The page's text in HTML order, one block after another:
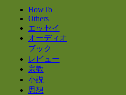
HowTo
Others
エッセイ
オーディオ
ブック
レビュー
宗教
小説
思想